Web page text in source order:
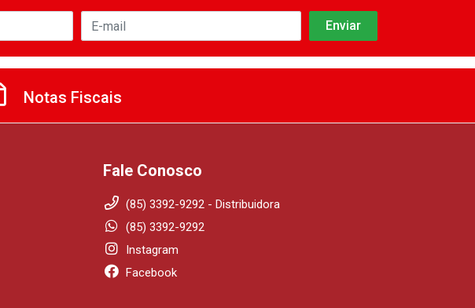
Notas Fiscais
Fale Conosco
(85) 3392-9292 - Distribuidora
(85) 3392-9292
Instagram
Facebook